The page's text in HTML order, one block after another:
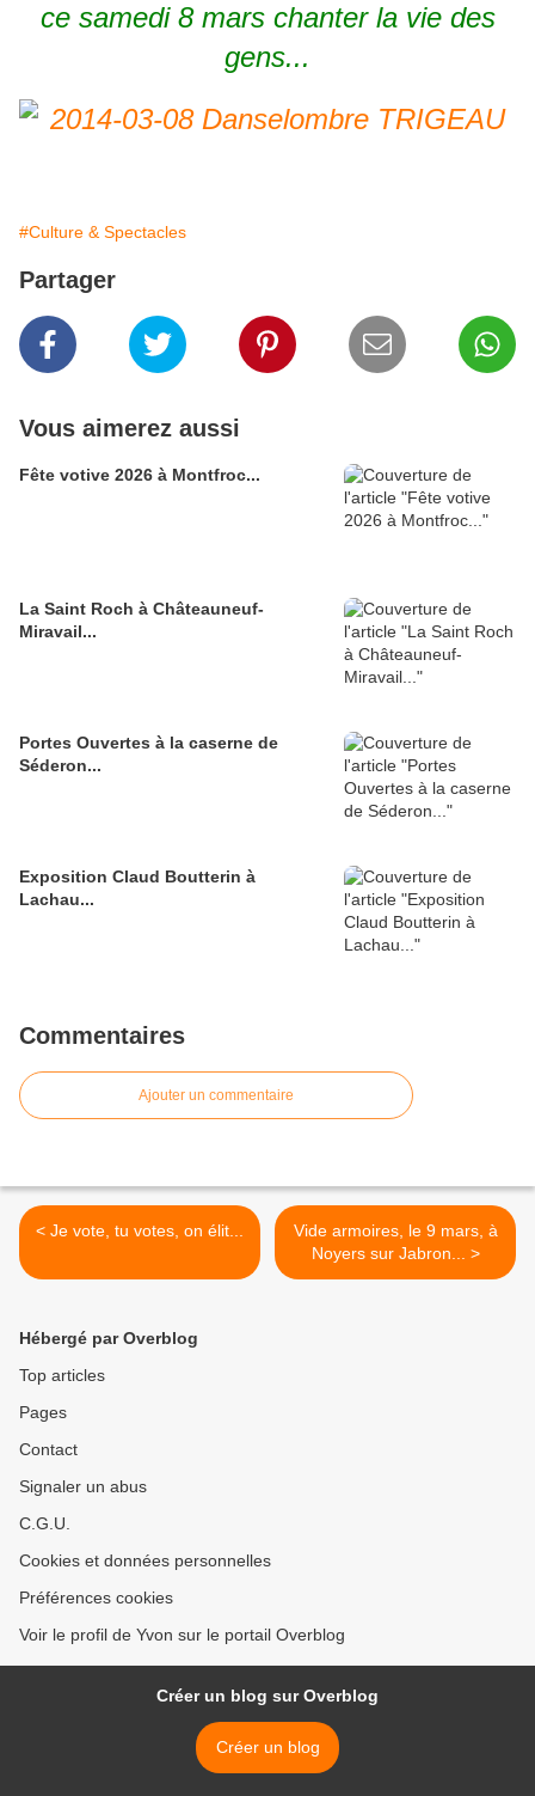
ce samedi 8 mars chanter la vie des
gens...
#Culture & Spectacles
Partager
Vous aimerez aussi
Fête votive 2026 à Montfroc...
La Saint Roch à Châteauneuf-
Miravail...
Portes Ouvertes à la caserne de
Séderon...
Exposition Claud Boutterin à
Lachau...
Commentaires
Ajouter un commentaire
< Je vote, tu votes, on élit...
Vide armoires, le 9 mars, à
Noyers sur Jabron... >
Hébergé par Overblog
Top articles
Pages
Contact
Signaler un abus
C.G.U.
Cookies et données personnelles
Préférences cookies
Voir le profil de Yvon sur le portail Overblog
Créer un blog sur Overblog
Créer un blog